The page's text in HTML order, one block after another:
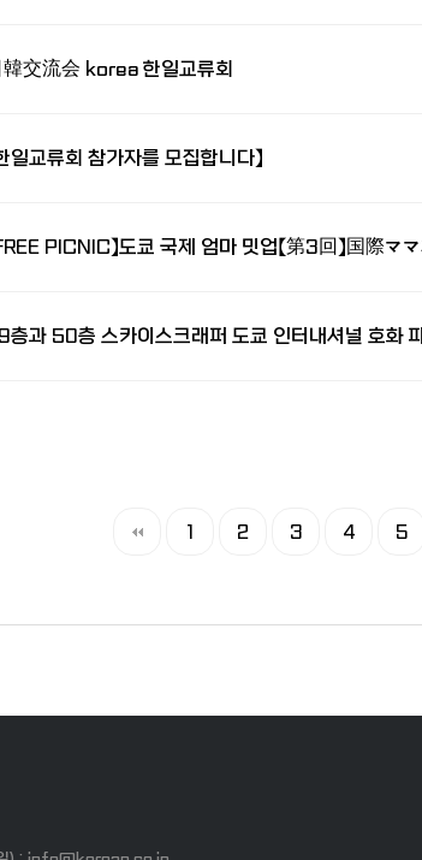
韓交流会 korea 한일교류회
한일교류회 참가자를 모집합니다】
층과 50층 스카이스크래퍼 도쿄 인터내셔널 호화
1 2 3 4 5
맨끝